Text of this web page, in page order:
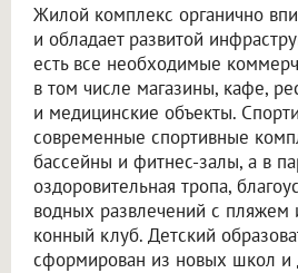
Жилой комплекс органично
и обладает развитой
есть все необходимые
в том числе магазины, кафе,
и медицинские объекты.
современные спортивные
бассейны и фитнес-залы, а в
оздоровительная тропа,
водных развлечений с пляжем
конный клуб. Детский
сформирован из новых школ и